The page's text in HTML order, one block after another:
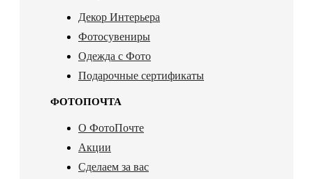
Декор Интерьера
Фотосувениры
Одежда с Фото
Подарочные сертификаты
ФОТОПОЧТА
О ФотоПочте
Акции
Сделаем за вас